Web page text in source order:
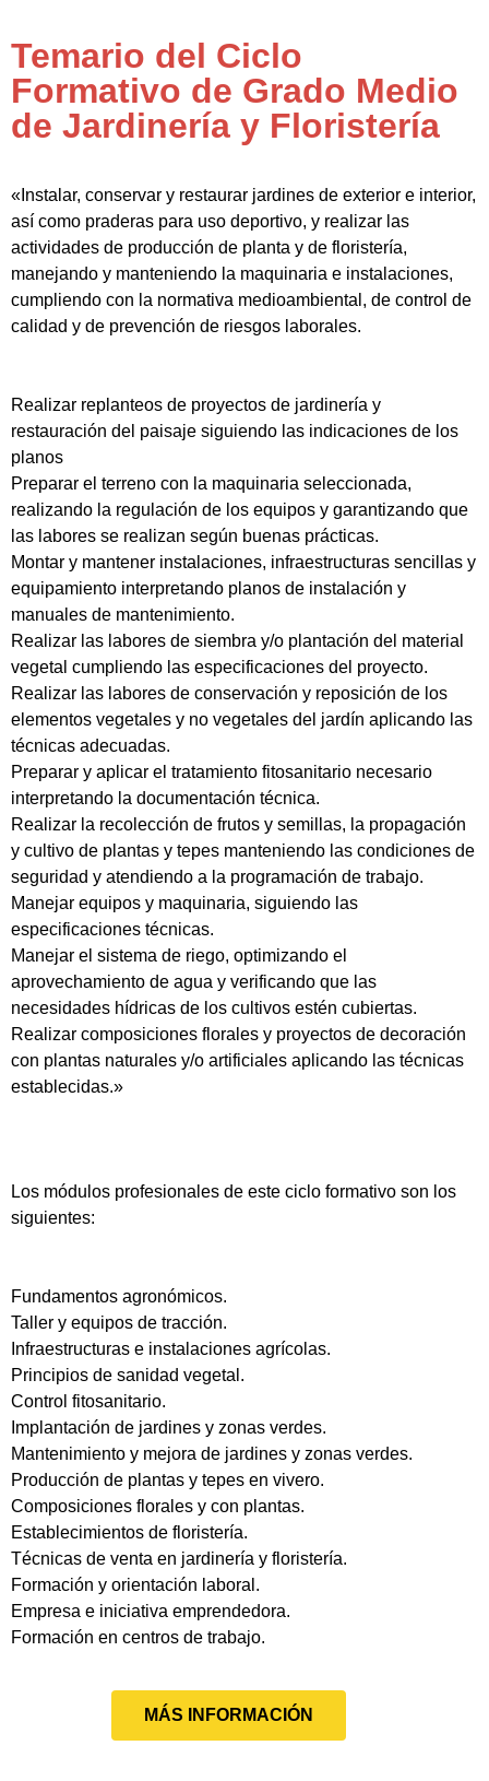
Temario del Ciclo
Formativo de Grado Medio
de Jardinería y Floristería
«Instalar, conservar y restaurar jardines de exterior e interior,
así como praderas para uso deportivo, y realizar las
actividades de producción de planta y de floristería,
manejando y manteniendo la maquinaria e instalaciones,
cumpliendo con la normativa medioambiental, de control de
calidad y de prevención de riesgos laborales.
Realizar replanteos de proyectos de jardinería y
restauración del paisaje siguiendo las indicaciones de los
planos
Preparar el terreno con la maquinaria seleccionada,
realizando la regulación de los equipos y garantizando que
las labores se realizan según buenas prácticas.
Montar y mantener instalaciones, infraestructuras sencillas y
equipamiento interpretando planos de instalación y
manuales de mantenimiento.
Realizar las labores de siembra y/o plantación del material
vegetal cumpliendo las especificaciones del proyecto.
Realizar las labores de conservación y reposición de los
elementos vegetales y no vegetales del jardín aplicando las
técnicas adecuadas.
Preparar y aplicar el tratamiento fitosanitario necesario
interpretando la documentación técnica.
Realizar la recolección de frutos y semillas, la propagación
y cultivo de plantas y tepes manteniendo las condiciones de
seguridad y atendiendo a la programación de trabajo.
Manejar equipos y maquinaria, siguiendo las
especificaciones técnicas.
Manejar el sistema de riego, optimizando el
aprovechamiento de agua y verificando que las
necesidades hídricas de los cultivos estén cubiertas.
Realizar composiciones florales y proyectos de decoración
con plantas naturales y/o artificiales aplicando las técnicas
establecidas.»
Los módulos profesionales de este ciclo formativo son los
siguientes:
Fundamentos agronómicos.
Taller y equipos de tracción.
Infraestructuras e instalaciones agrícolas.
Principios de sanidad vegetal.
Control fitosanitario.
Implantación de jardines y zonas verdes.
Mantenimiento y mejora de jardines y zonas verdes.
Producción de plantas y tepes en vivero.
Composiciones florales y con plantas.
Establecimientos de floristería.
Técnicas de venta en jardinería y floristería.
Formación y orientación laboral.
Empresa e iniciativa emprendedora.
Formación en centros de trabajo.
MÁS INFORMACIÓN